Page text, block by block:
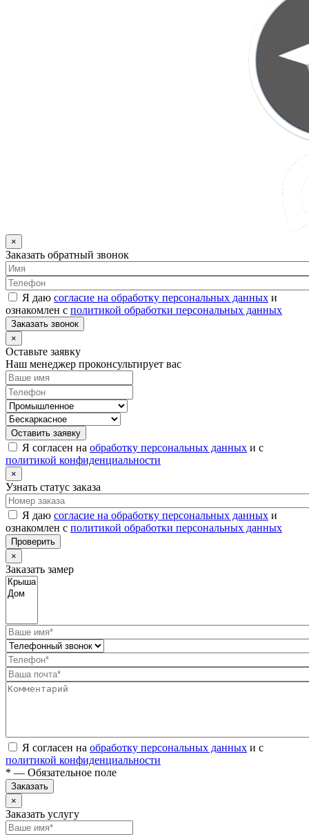
×
Заказать обратный звонок
Я даю согласие на обработку персональных данных и
ознакомлен с политикой обработки персональных данных
Заказать звонок
×
Оставьте заявку
Наш менеджер проконсультирует вас
Оставить заявку
Я согласен на обработку персональных данных и с
политикой конфиденциальности
×
Узнать статус заказа
Я даю согласие на обработку персональных данных и
ознакомлен с политикой обработки персональных данных
Проверить
×
Заказать замер
Я согласен на обработку персональных данных и с
политикой конфиденциальности
* — Обязательное поле
Заказать
×
Заказать услугу